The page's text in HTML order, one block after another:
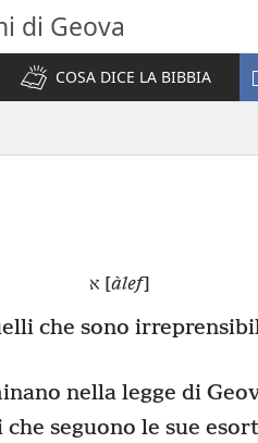
di Geova
COSA DICE LA BIBBIA
א [àlef]
che sono
nella legge di
seguono le sue